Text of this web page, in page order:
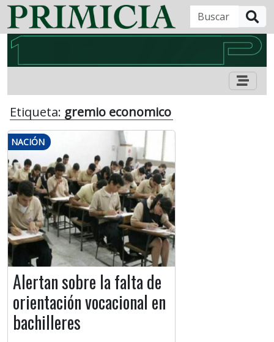
Etiqueta: gremio economico
NACIÓN
Alertan sobre la falta de
orientación vocacional en
bachilleres